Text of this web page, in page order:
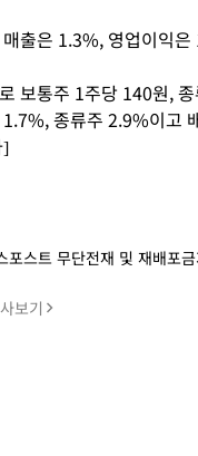
출은 1.3%, 영업이익
보통주 1주당 140원,
종류주 2.9%이고
]
포스트 무단전재 및 재배포
보기